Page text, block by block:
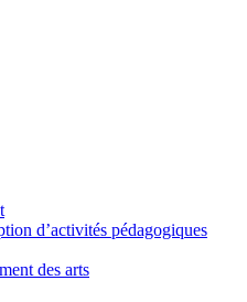
d’activités pédagogiques
des arts